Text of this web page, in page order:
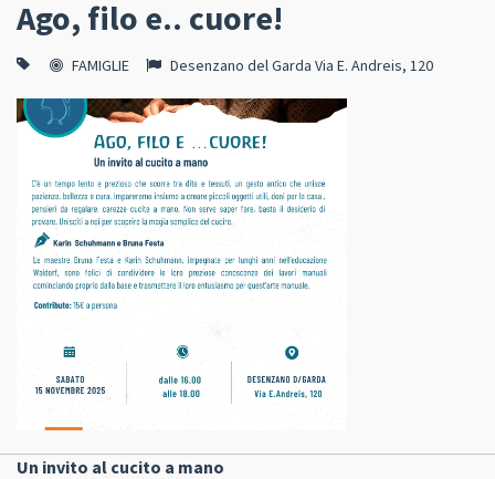
Ago, filo e.. cuore!
FAMIGLIE Desenzano del Garda Via E. Andreis, 120
Un invito al cucito a mano